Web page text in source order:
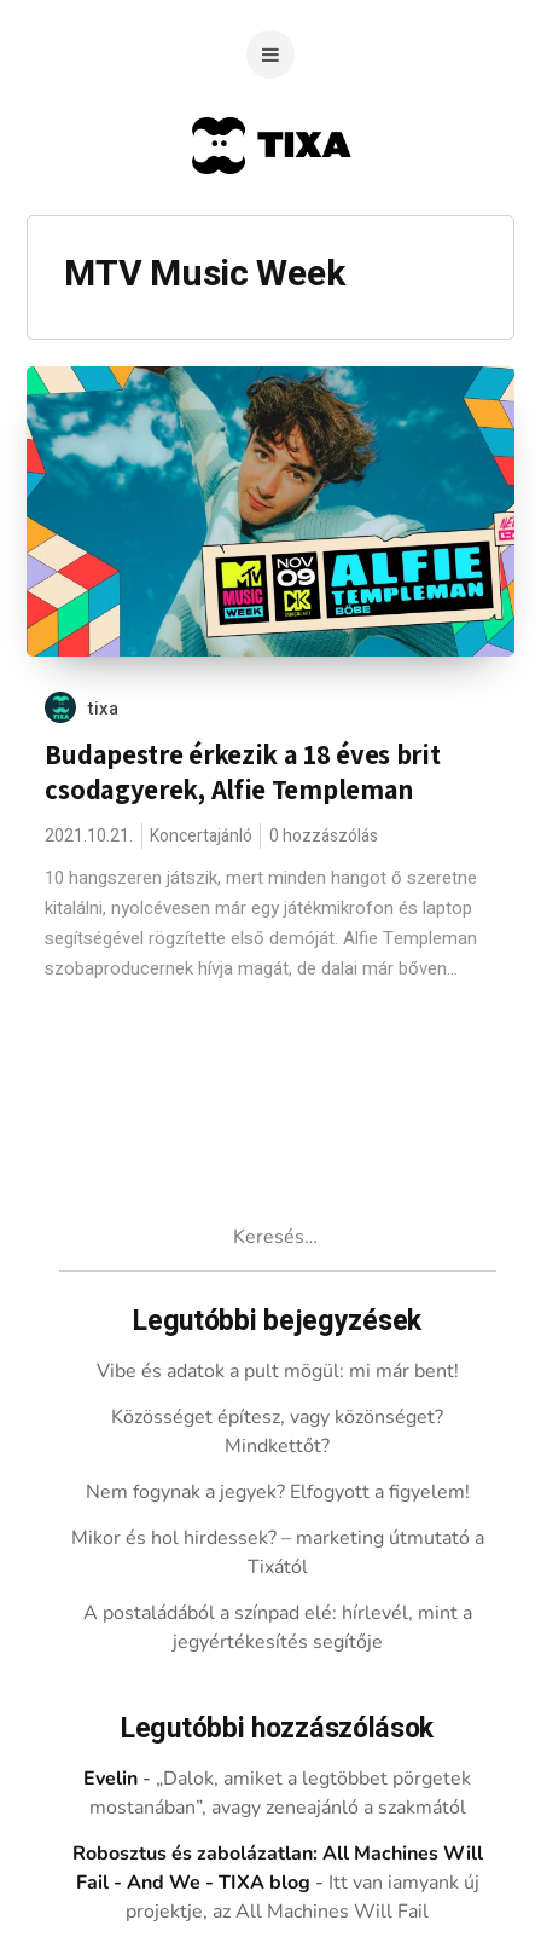
MTV Music Week
tixa
Budapestre érkezik a 18 éves brit
csodagyerek, Alfie Templeman
2021.10.21. Koncertajánló 0 hozzászólás
10 hangszeren játszik, mert minden hangot ő szeretne
kitalálni, nyolcévesen már egy játékmikrofon és laptop
segítségével rögzítette első demóját. Alfie Templeman
szobaproducernek hívja magát, de dalai már bőven...
Legutóbbi bejegyzések
Vibe és adatok a pult mögül: mi már bent!
Közösséget építesz, vagy közönséget?
Mindkettőt?
Nem fogynak a jegyek? Elfogyott a figyelem!
Mikor és hol hirdessek? – marketing útmutató a
Tixától
A postaládából a színpad elé: hírlevél, mint a
jegyértékesítés segítője
Legutóbbi hozzászólások
Evelin - „Dalok, amiket a legtöbbet pörgetek
mostanában”, avagy zeneajánló a szakmától
Robosztus és zabolázatlan: All Machines Will
Fail - And We - TIXA blog - Itt van iamyank új
projektje, az All Machines Will Fail